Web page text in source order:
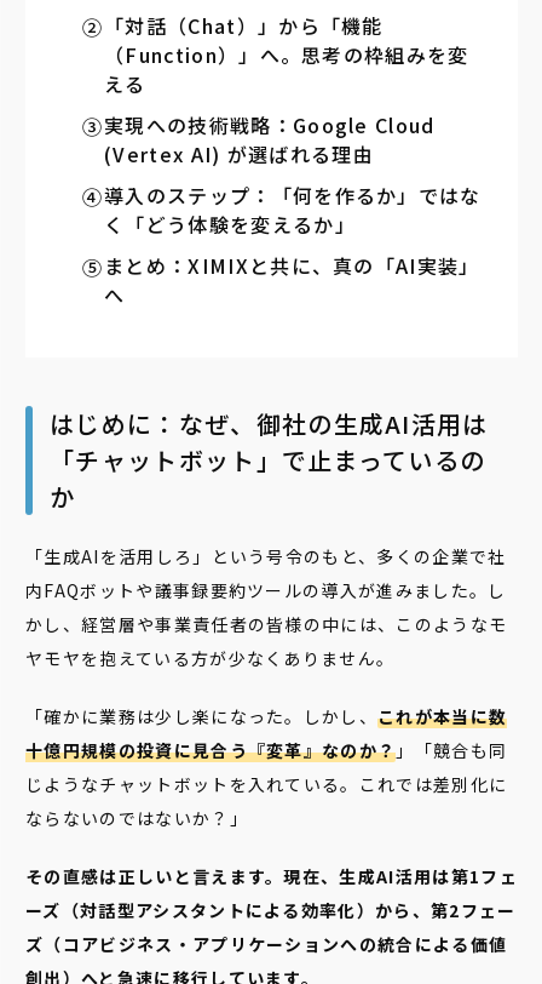
「対話（Chat）」から「機能
（Function）」へ。思考の枠組みを変
える
実現への技術戦略：Google Cloud
(Vertex AI) が選ばれる理由
導入のステップ：「何を作るか」ではな
く「どう体験を変えるか」
まとめ：XIMIXと共に、真の「AI実装」
へ
はじめに：なぜ、御社の生成AI活用は
「チャットボット」で止まっているの
か
「生成AIを活用しろ」という号令のもと、多くの企業で社
内FAQボットや議事録要約ツールの導入が進みました。し
かし、経営層や事業責任者の皆様の中には、このようなモ
ヤモヤを抱えている方が少なくありません。
「確かに業務は少し楽になった。しかし、これが本当に数
十億円規模の投資に見合う『変革』なのか？ 」「競合も同
じようなチャットボットを入れている。これでは差別化に
ならないのではないか？」
その直感は正しいと言えます。現在、生成AI活用は第1フェ
ーズ（対話型アシスタントによる効率化）から、第2フェー
ズ（コアビジネス・アプリケーションへの統合による価値
創出）へと急速に移行しています。